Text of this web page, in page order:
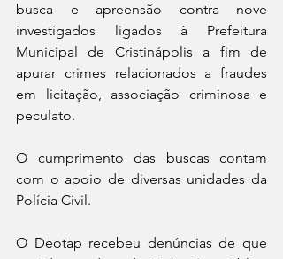
busca e apreensão contra nove
investigados ligados à Prefeitura
Municipal de Cristinápolis a fim de
apurar crimes relacionados a fraudes
em licitação, associação criminosa e
peculato.
O cumprimento das buscas contam
com o apoio de diversas unidades da
Polícia Civil.
O Deotap recebeu denúncias de que